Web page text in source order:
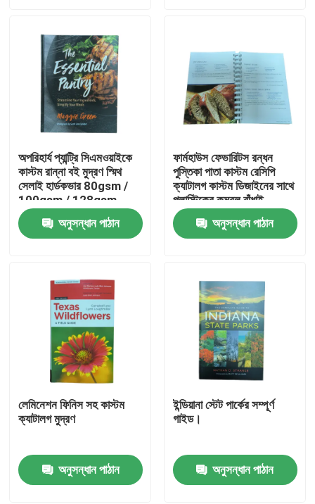
ভিডিও
আমাদের সম্পর্কে
যোগাযোগ করুন
উদ্ধৃতির জন্য আবেদন
কফি টেবিল বই মুদ্রণ
অপরিহার্য প্যান্ট্রি সিএমওয়াইকে
কাস্টম রান্না বই মুদ্রণ স্মিথ
সেলাই হার্ডকভার 80gsm /
100gsm / 128gsm
চকচকে আর্ট কাগজ
অনুসন্ধান পাঠান
ফার্মহাউস ফেভারিটস রন্ধন
পুস্তিকা পাতা কাস্টম রেসিপি
ক্যাটালগ কাস্টম ডিজাইনের সাথে
প্লাস্টিকের কম্বল বাঁধাই
সিএমওয়াইকে রঙিন মুদ্রণ
অনুসন্ধান পাঠান
লেমিনেশন ফিনিস সহ কাস্টম
ক্যাটালগ মুদ্রণ
অনুসন্ধান পাঠান
ইন্ডিয়ানা স্টেট পার্কের সম্পূর্ণ
গাইড।
অনুসন্ধান পাঠান